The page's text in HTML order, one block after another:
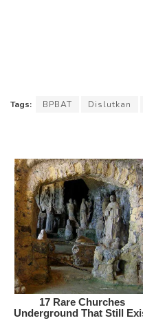
Tags: BPBAT Dislutkan